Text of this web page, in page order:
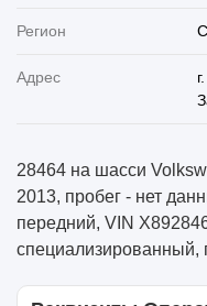
Регион
Адрес
28464 на шасси
2013, пробег - нет
передний, VIN
специализированный,